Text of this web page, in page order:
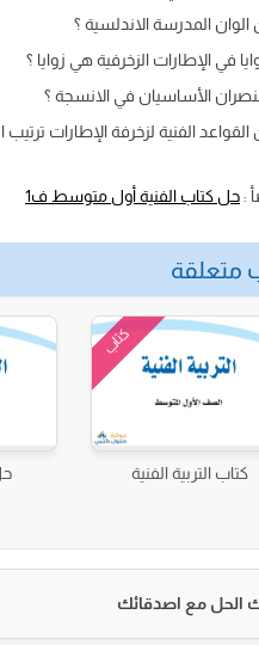
المدرسة الاندلسية ؟
في الإطارات الزخرفية هي زوايا ؟
الأساسيان في الانسجة ؟
الفنية لزخرفة الإطارات ترتيب
:حل كتاب الفنية أول متوسط ف1
متعلقة
كتاب
كتاب التربية الفنية
الحل مع اصدقائك